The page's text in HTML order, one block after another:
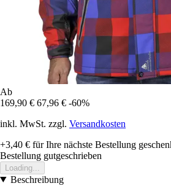
Ab
169,90 € 67,96 € -60%
inkl. MwSt. zzgl. Versandkosten
+3,40 € für Ihre nächste Bestellung
Bestellung gutgeschrieben
Loading...
Beschreibung